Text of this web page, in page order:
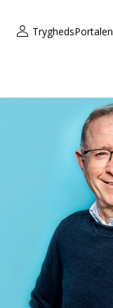
TryghedsPortalen